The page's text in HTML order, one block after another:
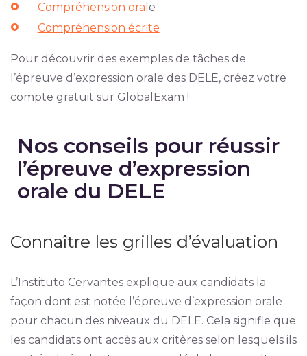
Compréhension oral e
Compréhension écrite
Pour découvrir des exemples de tâches de
l’épreuve d’expression orale des DELE, créez votre
compte gratuit sur GlobalExam !
Nos conseils pour réussir
l’épreuve d’expression
orale du DELE
Connaître les grilles d’évaluation
L’Instituto Cervantes explique aux candidats la
façon dont est notée l’épreuve d’expression orale
pour chacun des niveaux du DELE. Cela signifie que
les candidats ont accès aux critères selon lesquels ils